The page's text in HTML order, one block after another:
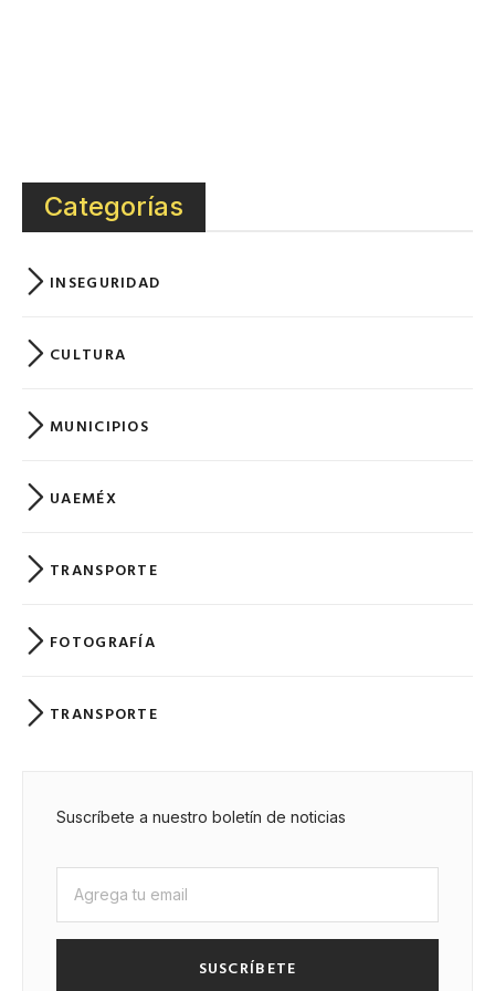
Categorías
INSEGURIDAD
CULTURA
MUNICIPIOS
UAEMÉX
TRANSPORTE
FOTOGRAFÍA
TRANSPORTE
Suscríbete a nuestro boletín de noticias
SUSCRÍBETE